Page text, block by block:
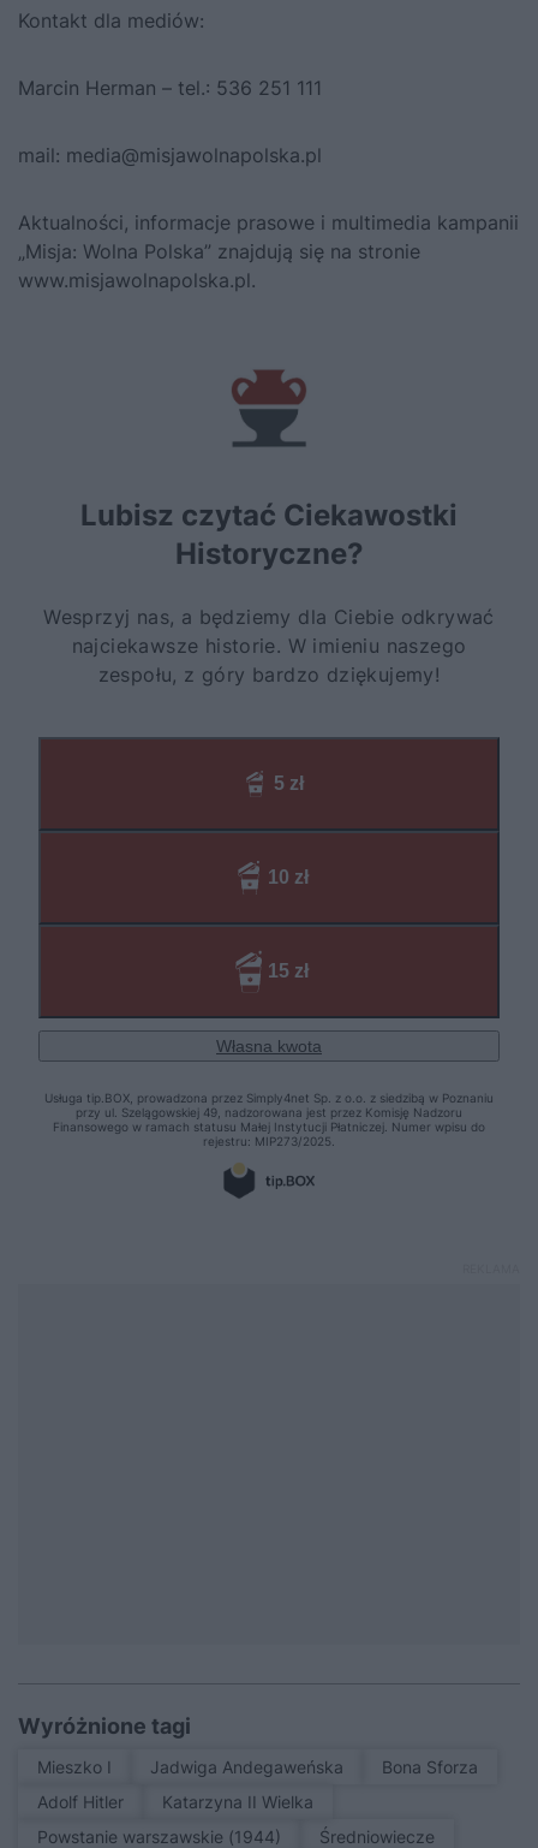
Kontakt dla mediów:
Marcin Herman – tel.: 536 251 111
mail: media@misjawolnapolska.pl
Aktualności, informacje prasowe i multimedia kampanii
„Misja: Wolna Polska” znajdują się na stronie
www.misjawolnapolska.pl.
Wyróżnione tagi
Mieszko I Jadwiga Andegaweńska
Bona Sforza
Adolf Hitler
Katarzyna II Wielka
Powstanie warszawskie (1944)
średniowiecze